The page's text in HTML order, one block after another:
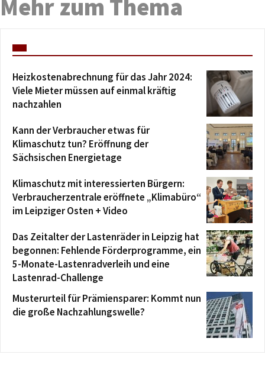
Mehr zum Thema
Heizkostenabrechnung für das Jahr 2024:
Viele Mieter müssen auf einmal kräftig
nachzahlen
Kann der Verbraucher etwas für
Klimaschutz tun? Eröffnung der
Sächsischen Energietage
Klimaschutz mit interessierten Bürgern:
Verbraucherzentrale eröffnete „Klimabüro“
im Leipziger Osten + Video
Das Zeitalter der Lastenräder in Leipzig hat
begonnen: Fehlende Förderprogramme, ein
5-Monate-Lastenradverleih und eine
Lastenrad-Challenge
Musterurteil für Prämiensparer: Kommt nun
die große Nachzahlungswelle?